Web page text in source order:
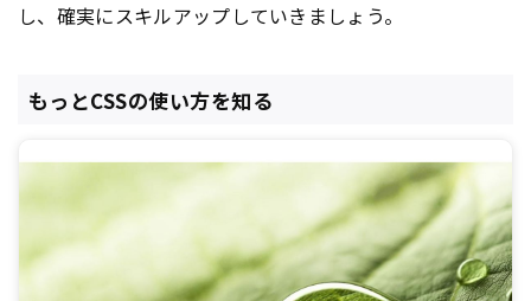
し、確実にスキルアップしていきましょう。
もっとCSSの使い方を知る